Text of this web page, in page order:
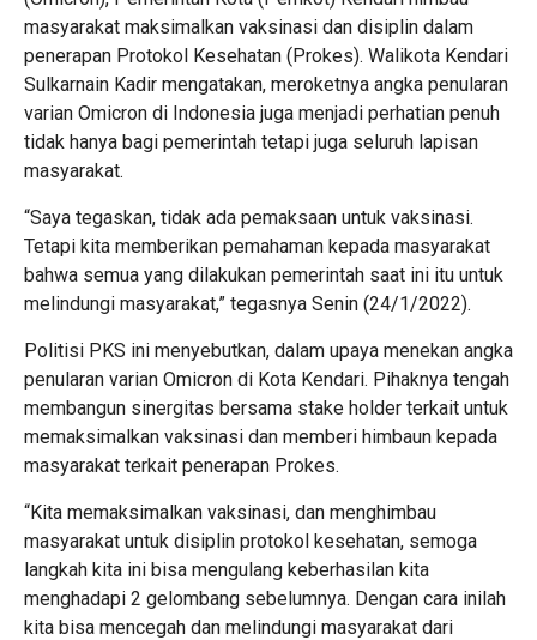
masyarakat maksimalkan vaksinasi dan disiplin dalam
penerapan Protokol Kesehatan (Prokes). Walikota Kendari
Sulkarnain Kadir mengatakan, meroketnya angka penularan
varian Omicron di Indonesia juga menjadi perhatian penuh
tidak hanya bagi pemerintah tetapi juga seluruh lapisan
masyarakat.
“Saya tegaskan, tidak ada pemaksaan untuk vaksinasi.
Tetapi kita memberikan pemahaman kepada masyarakat
bahwa semua yang dilakukan pemerintah saat ini itu untuk
melindungi masyarakat,” tegasnya Senin (24/1/2022).
Politisi PKS ini menyebutkan, dalam upaya menekan angka
penularan varian Omicron di Kota Kendari. Pihaknya tengah
membangun sinergitas bersama stake holder terkait untuk
memaksimalkan vaksinasi dan memberi himbaun kepada
masyarakat terkait penerapan Prokes.
“Kita memaksimalkan vaksinasi, dan menghimbau
masyarakat untuk disiplin protokol kesehatan, semoga
langkah kita ini bisa mengulang keberhasilan kita
menghadapi 2 gelombang sebelumnya. Dengan cara inilah
kita bisa mencegah dan melindungi masyarakat dari